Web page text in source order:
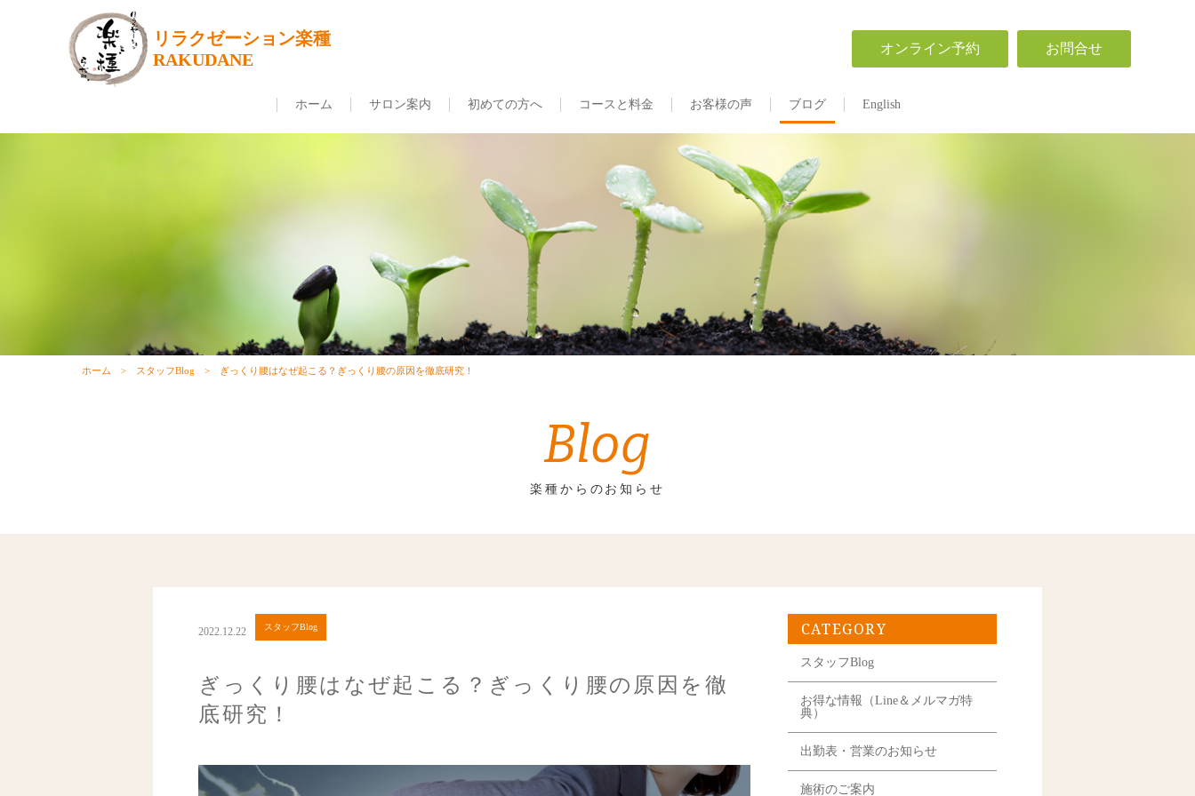
リラクゼーション楽種
RAKUDANE
オンライン予約 お問合せ
ホーム サロン案内 初めての方へ コースと料金 お客様の声 ブログ English
ホーム スタッフBlog ぎっくり腰はなぜ起こる？ぎっくり腰の原因を徹底研究！
Blog
楽種からのお知らせ
2022.12.22 スタッフBlog
ぎっくり腰はなぜ起こる？ぎっくり腰の原因を徹
底研究！
CATEGORY
スタッフBlog
お得な情報（Line＆メルマガ特
典）
出勤表・営業のお知らせ
施術のご案内